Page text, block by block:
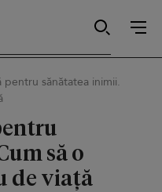
pentru sănătatea inimii.
să o
de viață